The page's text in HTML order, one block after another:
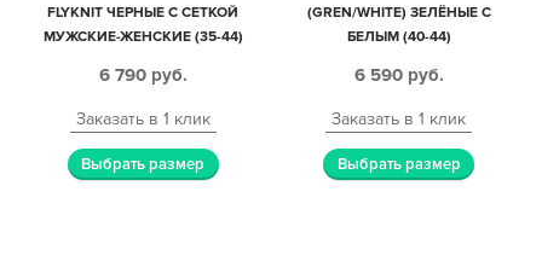
FLYKNIT ЧЕРНЫЕ С СЕТКОЙ
МУЖСКИЕ-ЖЕНСКИЕ (35-44)
6 790 руб.
Заказать в 1 клик
Выбрать размер
(GREN/WHITE) ЗЕЛЁНЫЕ С
БЕЛЫМ (40-44)
6 590 руб.
Заказать в 1 клик
Выбрать размер